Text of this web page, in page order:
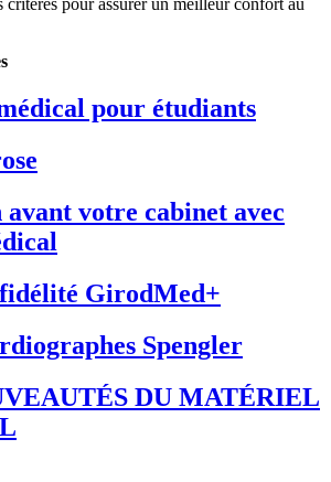
critères pour assurer un meilleur confort au
pour étudiants
avant votre cabinet avec
GirodMed+
Spengler
DU MATÉRIEL